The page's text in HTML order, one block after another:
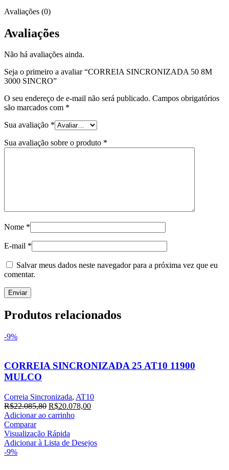
Avaliações (0)
Avaliações
Não há avaliações ainda.
Seja o primeiro a avaliar “CORREIA SINCRONIZADA 50 8M
3000 SINCRO”
O seu endereço de e-mail não será publicado. Campos obrigatórios
são marcados com *
Sua avaliação *
Sua avaliação sobre o produto *
Nome *
E-mail *
Salvar meus dados neste navegador para a próxima vez que eu
comentar.
Produtos relacionados
-9%
CORREIA SINCRONIZADA 25 AT10 11900
MULCO
Correia Sincronizada, AT10
R$22.085,80 O
preço
era:
R$22.085,80.
R$20.078,00O
R$20.078,00.
Adicionar ao carrinho
Comparar
Visualização Rápida
Adicionar à Lista de Desejos
-9%